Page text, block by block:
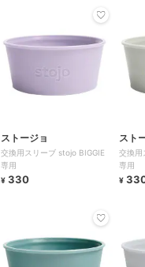
ストージョ
交換用スリーブ stojo BIGGIE
専用
¥ 330
スト
交換用
専用
¥